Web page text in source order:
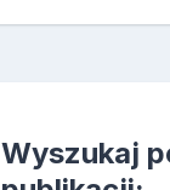
Wyszukaj